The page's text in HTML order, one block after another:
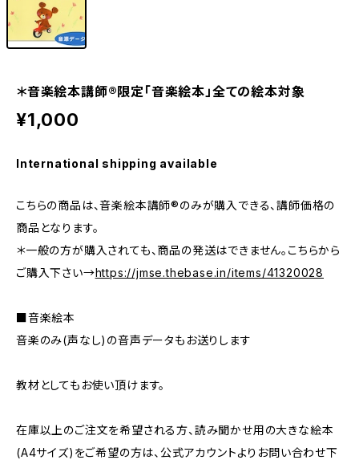
＊音楽絵本講師®︎限定「音楽絵本」全ての絵本対象
¥1,000
International shipping available
こちらの商品は、音楽絵本講師®︎のみが購入できる、講師価格の
商品となります。
＊一般の方が購入されても、商品の発送はできません。こちらから
ご購入下さい→https://jmse.thebase.in/items/41320028
■音楽絵本
音楽のみ(声なし)の音声データもお送りします
教材としてもお使い頂けます。
在庫以上のご注文を希望される方、読み聞かせ用の大きな絵本
(A4サイズ)をご希望の方は、公式アカウントよりお問い合わせ下